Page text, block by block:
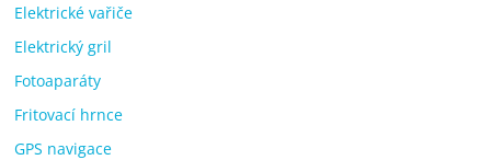
Elektrické vařiče
Elektrický gril
Fotoaparáty
Fritovací hrnce
GPS navigace